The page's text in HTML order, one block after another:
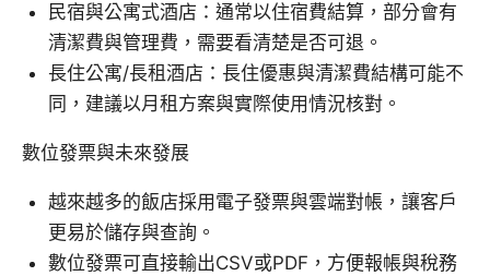
民宿與公寓式酒店：通常以住宿費結算，部分會有
清潔費與管理費，需要看清楚是否可退。
長住公寓/長租酒店：長住優惠與清潔費結構可能不
同，建議以月租方案與實際使用情況核對。
數位發票與未來發展
越來越多的飯店採用電子發票與雲端對帳，讓客戶
更易於儲存與查詢。
數位發票可直接輸出CSV或PDF，方便報帳與稅務